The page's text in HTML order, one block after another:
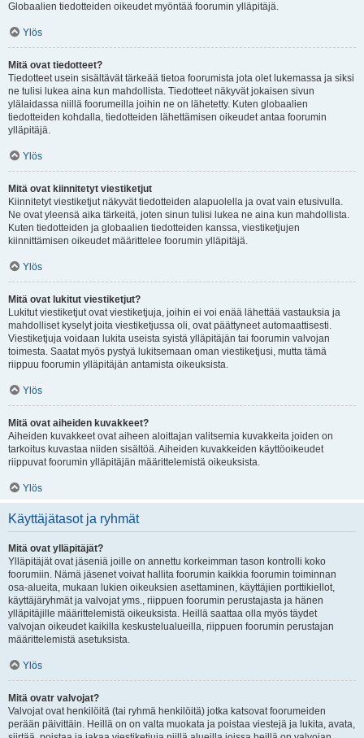
Globaalien tiedotteiden oikeudet myöntää foorumin ylläpitäjä.
Ylös
Mitä ovat tiedotteet?
Tiedotteet usein sisältävät tärkeää tietoa foorumista jota olet lukemassa ja siksi
ne tulisi lukea aina kun mahdollista. Tiedotteet näkyvät jokaisen sivun
ylälaidassa niillä foorumeilla joihin ne on lähetetty. Kuten globaalien
tiedotteiden kohdalla, tiedotteiden lähettämisen oikeudet antaa foorumin
ylläpitäjä.
Ylös
Mitä ovat kiinnitetyt viestiketjut
Kiinnitetyt viestiketjut näkyvät tiedotteiden alapuolella ja ovat vain etusivulla.
Ne ovat yleensä aika tärkeitä, joten sinun tulisi lukea ne aina kun mahdollista.
Kuten tiedotteiden ja globaalien tiedotteiden kanssa, viestiketjujen
kiinnittämisen oikeudet määrittelee foorumin ylläpitäjä.
Ylös
Mitä ovat lukitut viestiketjut?
Lukitut viestiketjut ovat viestiketjuja, joihin ei voi enää lähettää vastauksia ja
mahdolliset kyselyt joita viestiketjussa oli, ovat päättyneet automaattisesti.
Viestiketjuja voidaan lukita useista syistä ylläpitäjän tai foorumin valvojan
toimesta. Saatat myös pystyä lukitsemaan oman viestiketjusi, mutta tämä
riippuu foorumin ylläpitäjän antamista oikeuksista.
Ylös
Mitä ovat aiheiden kuvakkeet?
Aiheiden kuvakkeet ovat aiheen aloittajan valitsemia kuvakkeita joiden on
tarkoitus kuvastaa niiden sisältöä. Aiheiden kuvakkeiden käyttöoikeudet
riippuvat foorumin ylläpitäjän määrittelemistä oikeuksista.
Ylös
Käyttäjätasot ja ryhmät
Mitä ovat ylläpitäjät?
Ylläpitäjät ovat jäseniä joille on annettu korkeimman tason kontrolli koko
foorumiin. Nämä jäsenet voivat hallita foorumin kaikkia foorumin toiminnan
osa-alueita, mukaan lukien oikeuksien asettaminen, käyttäjien porttikiellot,
käyttäjäryhmät ja valvojat yms., riippuen foorumin perustajasta ja hänen
ylläpitäjille määrittelemistä oikeuksista. Heillä saattaa olla myös täydet
valvojan oikeudet kaikilla keskustelualueilla, riippuen foorumin perustajan
määrittelemistä asetuksista.
Ylös
Mitä ovatr valvojat?
Valvojat ovat henkilöitä (tai ryhmä henkilöitä) jotka katsovat foorumeiden
perään päivittäin. Heillä on on valta muokata ja poistaa viestejä ja lukita, avata,